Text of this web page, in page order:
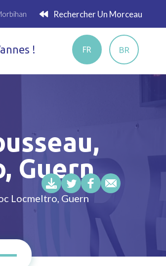
Rechercher Un Morceau
! FR BR
Guern
Locmeltro, Guern